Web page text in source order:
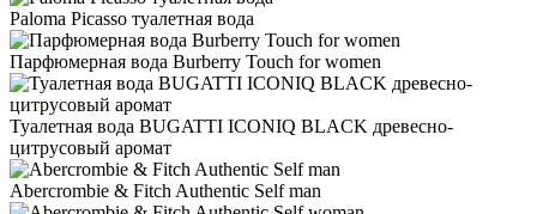
Paloma Picasso туалетная вода
Парфюмерная вода Burberry Touch for women
Туалетная вода BUGATTI ICONIQ BLACK древесно-
цитрусовый аромат
Abercrombie & Fitch Authentic Self man